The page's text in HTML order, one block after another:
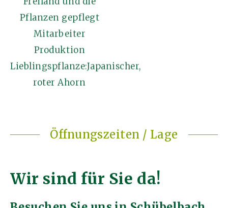
Pflanzen gepflegt
Mitarbeiter
Produktion
Lieblingspflanze:Japanischer,
roter Ahorn
Öffnungszeiten / Lage
Wir sind für Sie da!